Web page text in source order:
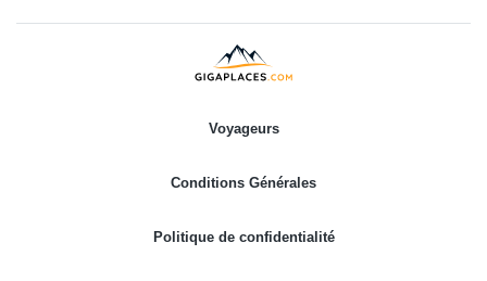
Voyageurs
Conditions Générales
Politique de confidentialité